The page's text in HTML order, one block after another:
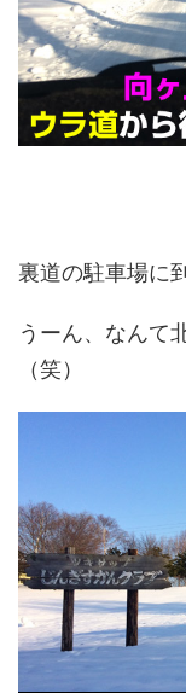
裏道の駐車場に
うーん、なんて
（笑）